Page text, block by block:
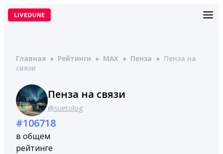
Перейти
Главная ● Рейтинги ● MAX ● Пенза ● Пенза на
связи
Пенза на связи
@suetolog
#106718
в общем
рейтинге